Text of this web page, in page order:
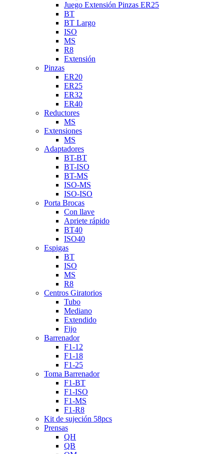
Juego Extensión Pinzas ER25
BT
BT Largo
ISO
MS
R8
Extensión
Pinzas
ER20
ER25
ER32
ER40
Reductores
MS
Extensiones
MS
Adaptadores
BT-BT
BT-ISO
BT-MS
ISO-MS
ISO-ISO
Porta Brocas
Con llave
Apriete rápido
BT40
ISO40
Espigas
BT
ISO
MS
R8
Centros Giratorios
Tubo
Mediano
Extendido
Fijo
Barrenador
F1-12
F1-18
F1-25
Toma Barrenador
F1-BT
F1-ISO
F1-MS
F1-R8
Kit de sujeción 58pcs
Prensas
QH
QB